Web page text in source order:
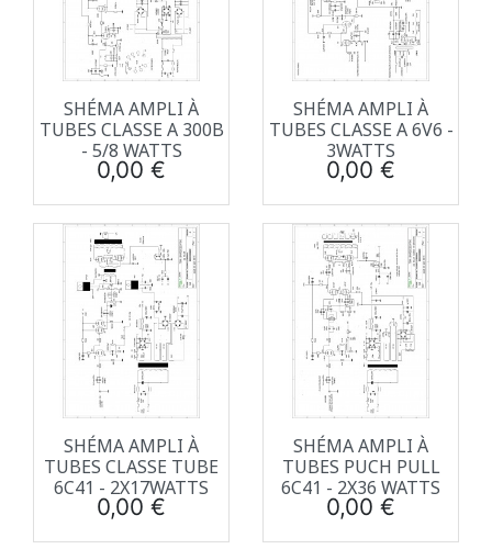
SHÉMA AMPLI À
TUBES CLASSE A 300B
- 5/8 WATTS
Prix
0,00 €
SHÉMA AMPLI À
TUBES CLASSE A 6V6 -
3WATTS
Prix
0,00 €
SHÉMA AMPLI À
TUBES CLASSE TUBE
6C41 - 2X17WATTS
Prix
0,00 €
SHÉMA AMPLI À
TUBES PUCH PULL
6C41 - 2X36 WATTS
Prix
0,00 €